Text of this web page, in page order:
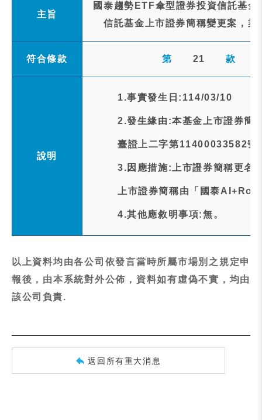
主旨
國泰趨勢ETF傘型證券投資信託基
信託基金上市證券簡稱變更案，
符合條款 第 21 款
說明
1.事實發生日:114/03/10
2.發生緣由:本基金上市證券簡
臺證上二字第11400033582號
3.因應措施:上市證券簡稱更名
上市證券簡稱由「國泰
4.其他應敘明事項:無。
以上資料均由各公司依發言當時所屬市場別之規定申
報後，由本系統對外公佈，資料如有虛偽不實，均由
該公司負責.
返回所有重大消息